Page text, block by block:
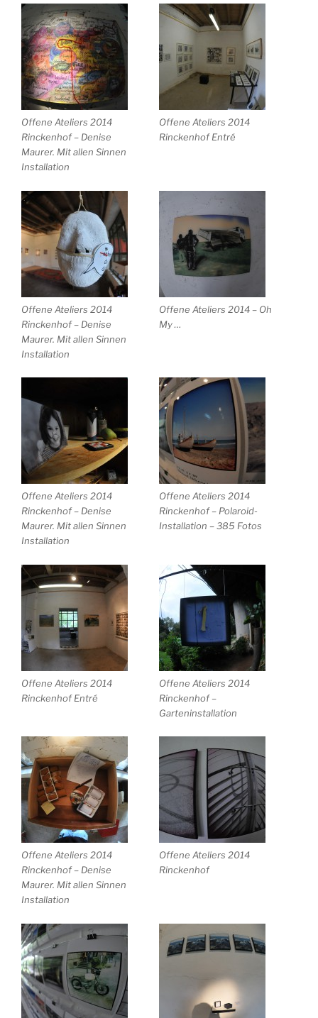
Offene Ateliers 2014
Rinckenhof – Denise
Maurer. Mit allen Sinnen
Installation
Offene Ateliers 2014
Rinckenhof Entré
Offene Ateliers 2014
Rinckenhof – Denise
Maurer. Mit allen Sinnen
Installation
Offene Ateliers 2014 – Oh
My …
Offene Ateliers 2014
Rinckenhof – Denise
Maurer. Mit allen Sinnen
Installation
Offene Ateliers 2014
Rinckenhof – Polaroid-
Installation – 385 Fotos
Offene Ateliers 2014
Rinckenhof Entré
Offene Ateliers 2014
Rinckenhof –
Garteninstallation
Offene Ateliers 2014
Rinckenhof – Denise
Maurer. Mit allen Sinnen
Installation
Offene Ateliers 2014
Rinckenhof